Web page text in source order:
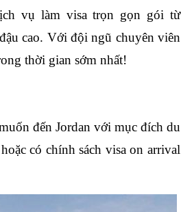
vụ làm visa trọn gọn gói từ
cao. Với đội ngũ chuyên viên
thời gian sớm nhất!
đến Jordan với mục đích du
có chính sách visa on arrival